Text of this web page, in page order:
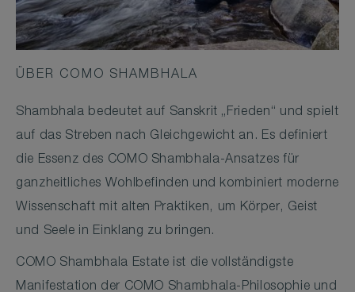
ÜBER COMO SHAMBHALA
Shambhala bedeutet auf Sanskrit „Frieden“ und spielt
auf das Streben nach Gleichgewicht an. Es definiert
die Essenz des COMO Shambhala-Ansatzes für
ganzheitliches Wohlbefinden und kombiniert moderne
Wissenschaft mit alten Praktiken, um Körper, Geist
und Seele in Einklang zu bringen.
COMO Shambhala Estate ist die vollständigste
Manifestation der COMO Shambhala-Philosophie und